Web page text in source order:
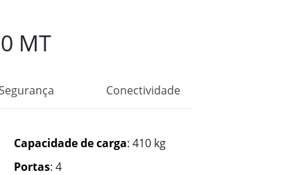
MT
Conectividade
Capacidade de carga : 410 kg
Portas : 4